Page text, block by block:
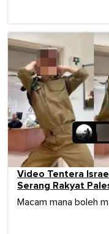
Video Tentera
Serang Rakyat
Macam mana boleh